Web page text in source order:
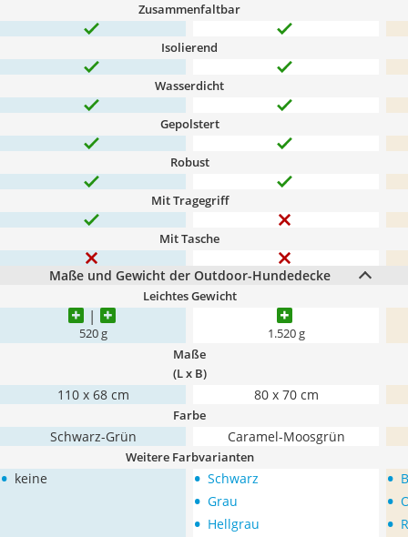
Zusammenfaltbar
Isolierend
Wasserdicht
Gepolstert
Robust
Mit Tragegriff
Mit Tasche
Maße und Gewicht der Outdoor-Hundedecke
Leichtes Gewicht
520 g 1.520 g
Maße
(L x B)
110 x 68 cm 80 x 70 cm
Farbe
Schwarz-Grün Caramel-Moosgrün
Weitere Farbvarianten
• keine • Schwarz
• Grau
• Hellgrau
•
•
•